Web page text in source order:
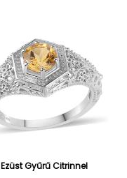
Ezüst Gyűrű Citrinnel